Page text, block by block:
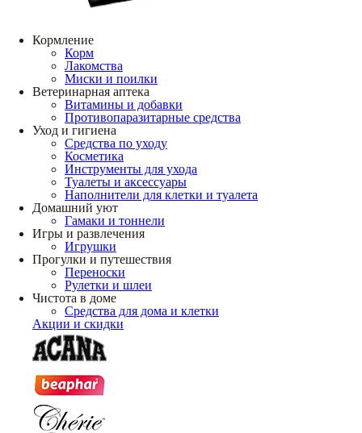
Кормление
Корм
Лакомства
Миски и поилки
Ветеринарная аптека
Витамины и добавки
Противопаразитарные средства
Уход и гигиена
Средства по уходу
Косметика
Инструменты для ухода
Туалеты и аксессуары
Наполнители для клетки и туалета
Домашний уют
Гамаки и тоннели
Игры и развлечения
Игрушки
Прогулки и путешествия
Переноски
Рулетки и шлеи
Чистота в доме
Средства для дома и клетки
Акции и скидки